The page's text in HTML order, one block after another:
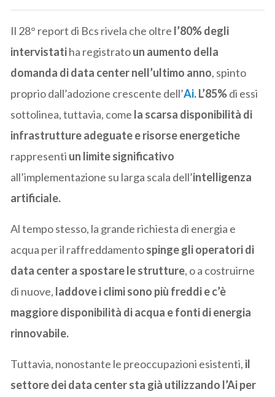
Il 28° report di Bcs rivela che oltre l’80% degli
intervistatiha registratoun aumento della
domanda di data center nell’ultimo anno, spinto
proprio dall’adozione crescente dell’Ai.L’85%di essi
sottolinea, tuttavia, come la scarsa disponibilità di
infrastrutture adeguate e risorse energetiche
rappresenti un limite significativo
all’implementazione su larga scala dell’intelligenza
artificiale.
Al tempo stesso, la grande richiesta di energia e
acqua per il raffreddamentospinge gli operatori di
data center a spostare le strutture, o a costruirne
di nuove, laddove i climi sono più freddi e c’è
maggiore disponibilità di acqua e fonti di energia
rinnovabile.
Tuttavia, nonostante le preoccupazioni esistenti, il
settore dei data center sta già utilizzando l’Ai per